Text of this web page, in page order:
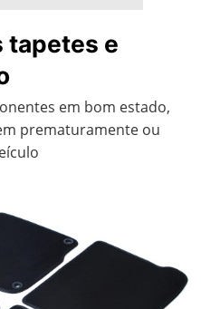
tapetes e
em bom estado,
prematuramente ou